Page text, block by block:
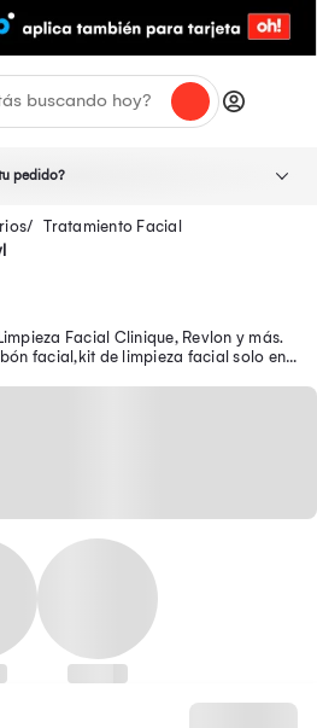
pedido?
Tratamiento Facial
Facial Clinique, Revlon y más.
facial,kit de limpieza facial solo en